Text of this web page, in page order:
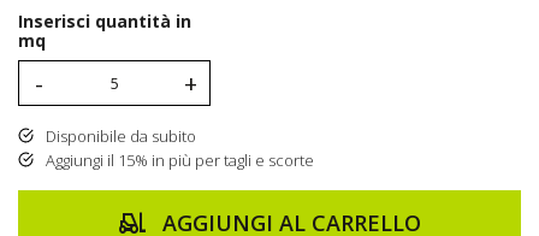
Inserisci quantità in
mq
- +
Disponibile da subito
Aggiungi il 15% in più per tagli e scorte
AGGIUNGI AL CARRELLO